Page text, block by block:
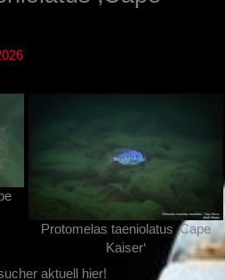
Protomelas taeniolatus ‚Cape
Kaiser‘
aktuell hier!